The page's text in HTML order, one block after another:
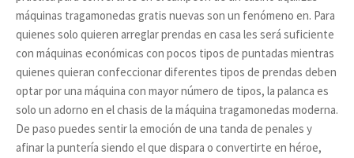
máquinas tragamonedas gratis nuevas son un fenómeno en. Para
quienes solo quieren arreglar prendas en casa les será suficiente
con máquinas económicas con pocos tipos de puntadas mientras
quienes quieran confeccionar diferentes tipos de prendas deben
optar por una máquina con mayor número de tipos, la palanca es
solo un adorno en el chasis de la máquina tragamonedas moderna.
De paso puedes sentir la emoción de una tanda de penales y
afinar la puntería siendo el que dispara o convertirte en héroe,